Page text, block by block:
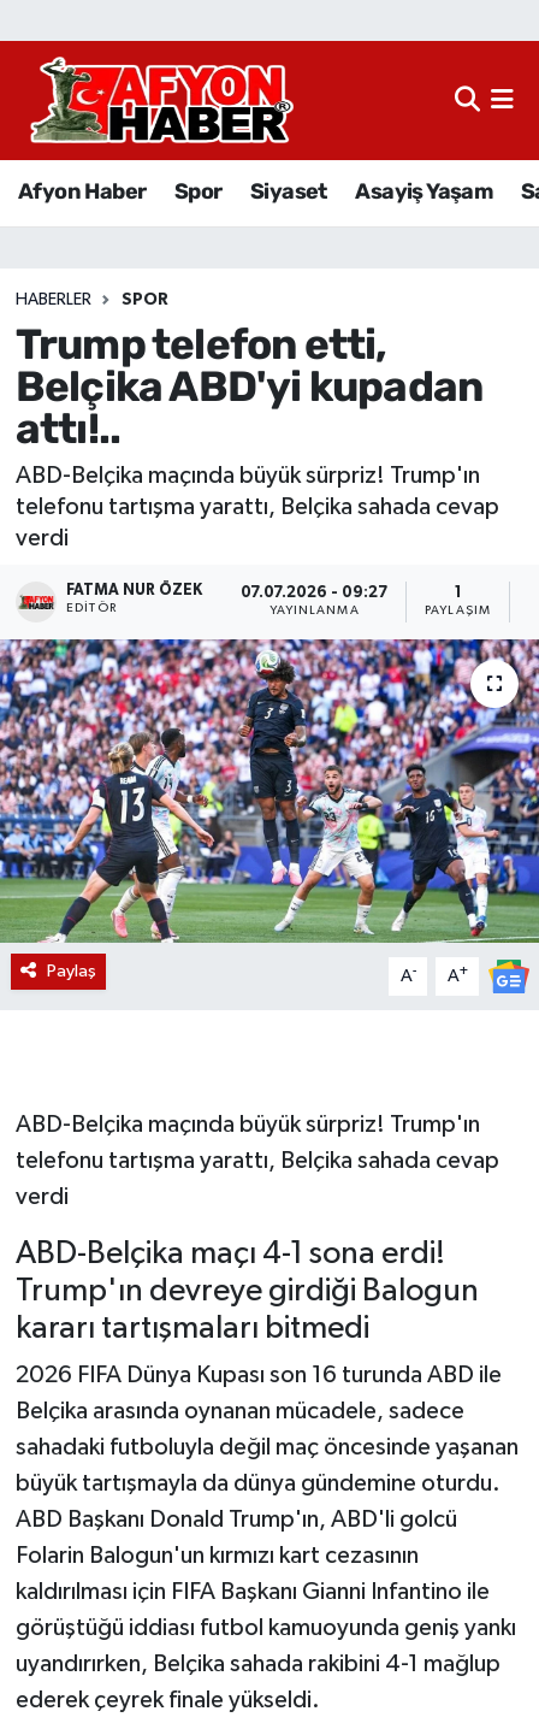
Afyon Haber Spor Siyaset Asayiş Yaşam
HABERLER SPOR
Trump telefon etti,
Belçika ABD'yi kupadan
attı!..
ABD-Belçika maçında büyük sürpriz! Trump'ın
telefonu tartışma yarattı, Belçika sahada cevap
verdi
FATMA NUR ÖZEK
EDITÖR
07.07.2026 - 09:27
YAYINLANMA PAYLAŞIM
Paylaş A- A+
ABD-Belçika maçında büyük sürpriz! Trump'ın
telefonu tartışma yarattı, Belçika sahada cevap
verdi
ABD-Belçika maçı 4-1 sona erdi!
Trump'ın devreye girdiği Balogun
kararı tartışmaları bitmedi
2026 FIFA Dünya Kupası son 16 turunda ABD ile
Belçika arasında oynanan mücadele, sadece
sahadaki futboluyla değil maç öncesinde yaşanan
büyük tartışmayla da dünya gündemine oturdu.
ABD Başkanı Donald Trump'ın, ABD'li golcü
Folarin Balogun'un kırmızı kart cezasının
kaldırılması için FIFA Başkanı Gianni Infantino ile
görüştüğü iddiası futbol kamuoyunda geniş yankı
uyandırırken, Belçika sahada rakibini 4-1 mağlup
ederek çeyrek finale yükseldi.
Afyon Haber
Sağlık
Eğitim
Ekonomi
Magazin
Etkinlikler